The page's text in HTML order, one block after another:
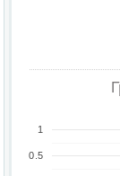
0.5
1